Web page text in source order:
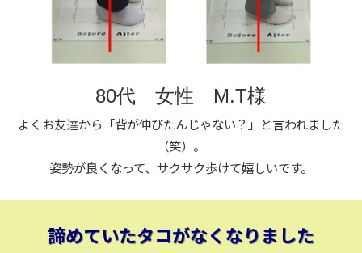
80代 女性 M.T様
よくお友達から「背が伸びたんじゃない？」と言われました
（笑）。
姿勢が良くなって、サクサク歩けて嬉しいです。
諦めていたタコがなくなりました